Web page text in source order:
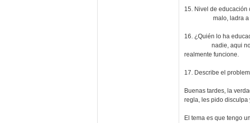
15. Nivel de educación
malo, ladra a todo
16. ¿Quién lo ha
nadie, aqui no hay
realmente funcione.
17. Describe el
Buenas tardes, la
regla, les pido
El tema es que tengo